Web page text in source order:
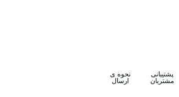
پشتیبانی
مشتریان
نحوه ی
ارسال